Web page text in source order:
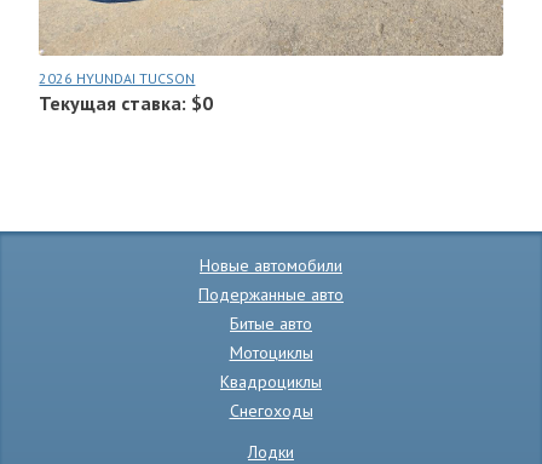
2026 HYUNDAI TUCSON
Текущая ставка: $0
Новые автомобили
Подержанные авто
Битые авто
Мотоциклы
Квадроциклы
Снегоходы
Лодки